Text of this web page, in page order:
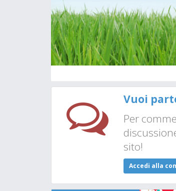
Vuoi
Per
sito!
Accedi alla